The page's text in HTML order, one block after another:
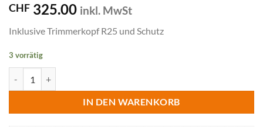
CHF 325.00 inkl. MwSt
Inklusive Trimmerkopf R25 und Schutz
3 vorrätig
IN DEN WARENKORB